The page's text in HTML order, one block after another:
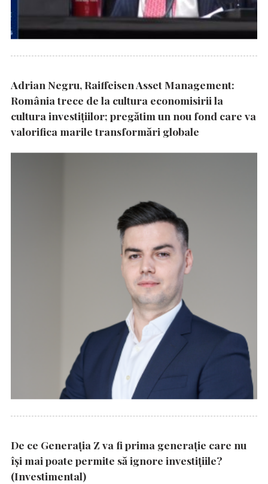
Adrian Negru, Raiffeisen Asset Management:
România trece de la cultura economisirii la
cultura investițiilor; pregătim un nou fond care va
valorifica marile transformări globale
De ce Generația Z va fi prima generație care nu
își mai poate permite să ignore investițiile?
(Investimental)